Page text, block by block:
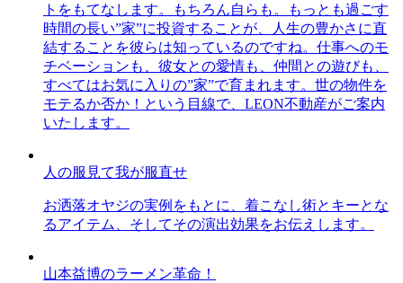
トをもてなします。もちろん自らも。もっとも過ごす
時間の長い”家”に投資することが、人生の豊かさに直
結することを彼らは知っているのですね。仕事へのモ
チベーションも、彼女との愛情も、仲間との遊びも、
すべてはお気に入りの”家”で育まれます。世の物件を
モテるか否か！という目線で、LEON不動産がご案内
いたします。
人の服見て我が服直せ
お洒落オヤジの実例をもとに、着こなし術とキーとな
るアイテム、そしてその演出効果をお伝えします。
山本益博のラーメン革命！